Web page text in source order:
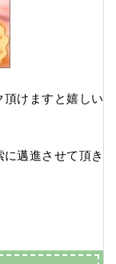
頂けますと嬉しい
邁進させて頂き